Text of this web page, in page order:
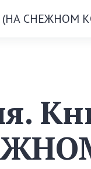
(НА СНЕЖНОМ